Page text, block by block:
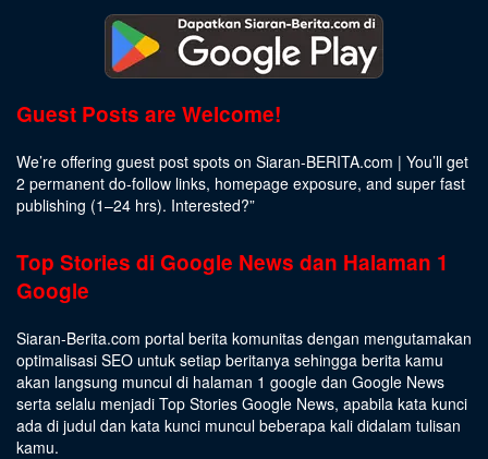
Guest Posts are Welcome!
We’re offering guest post spots on Siaran-BERITA.com | You’ll get
2 permanent do-follow links, homepage exposure, and super fast
publishing (1–24 hrs). Interested?”
Top Stories di Google News dan Halaman 1
Google
Siaran-Berita.com portal berita komunitas dengan mengutamakan
optimalisasi SEO untuk setiap beritanya sehingga berita kamu
akan langsung muncul di halaman 1 google dan Google News
serta selalu menjadi Top Stories Google News, apabila kata kunci
ada di judul dan kata kunci muncul beberapa kali didalam tulisan
kamu.